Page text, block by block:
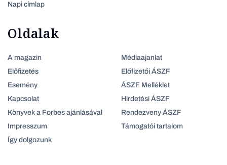
Napi címlap
Oldalak
A magazin
Előfizetés
Esemény
Kapcsolat
Könyvek a Forbes ajánlásával
Impresszum
Így dolgozunk
Médiaajanlat
Előfizetői ÁSZF
ÁSZF Melléklet
Hirdetési ÁSZF
Rendezveny ÁSZF
Támogatói tartalom